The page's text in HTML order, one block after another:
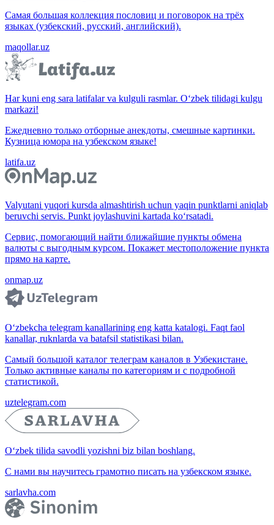
Самая большая коллекция пословиц и поговорок на трёх
языках (узбекский, русский, английский).
maqollar.uz
Har kuni eng sara latifalar va kulguli rasmlar. O‘zbek tilidagi kulgu
markazi!
Ежедневно только отборные анекдоты, смешные картинки.
Кузница юмора на узбекском языке!
latifa.uz
Valyutani yuqori kursda almashtirish uchun yaqin punktlarni aniqlab
beruvchi servis. Punkt joylashuvini kartada ko‘rsatadi.
Сервис, помогающий найти ближайшие пункты обмена
валюты с выгодным курсом. Покажет местоположение пункта
прямо на карте.
onmap.uz
O‘zbekcha telegram kanallarining eng katta katalogi. Faqt faol
kanallar, ruknlarda va batafsil statistikasi bilan.
Самый большой каталог телеграм каналов в Узбекистане.
Только активные каналы по категориям и с подробной
статистикой.
uztelegram.com
O‘zbek tilida savodli yozishni biz bilan boshlang.
С нами вы научитесь грамотно писать на узбекском языке.
sarlavha.com